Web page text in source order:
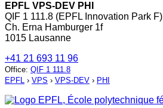
EPFL VPS-DEV PHI
QIF 1 111.8 (EPFL Innovation Park F)
Ch. Erna Hamburger 1f
1015 Lausanne
+41 21 693 11 96
Office: QIF 1 111.8
EPFL › VPS › VPS-DEV › PHI